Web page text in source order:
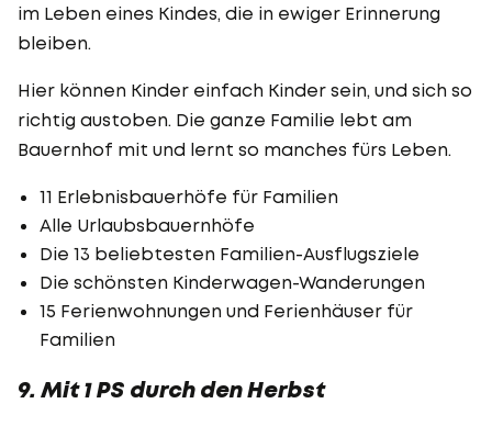
im Leben eines Kindes, die in ewiger Erinnerung
bleiben.
Hier können Kinder einfach Kinder sein, und sich so
richtig austoben. Die ganze Familie lebt am
Bauernhof mit und lernt so manches fürs Leben.
11 Erlebnisbauerhöfe für Familien
Alle Urlaubsbauernhöfe
Die 13 beliebtesten Familien-Ausflugsziele
Die schönsten Kinderwagen-Wanderungen
15 Ferienwohnungen und Ferienhäuser für
Familien
9. Mit 1 PS durch den Herbst